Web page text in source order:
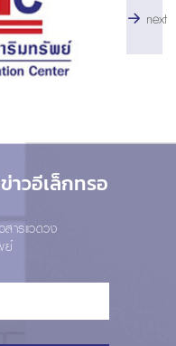
next
าวอีเล็กทรอ
สารแวดวง
ย์